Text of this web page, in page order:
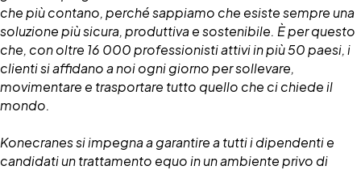
che più contano, perché sappiamo che esiste sempre una
soluzione più sicura, produttiva e sostenibile. È per questo
che, con oltre 16 000 professionisti attivi in più 50 paesi, i
clienti si affidano a noi ogni giorno per sollevare,
movimentare e trasportare tutto quello che ci chiede il
mondo.
Konecranes si impegna a garantire a tutti i dipendenti e
candidati un trattamento equo in un ambiente privo di